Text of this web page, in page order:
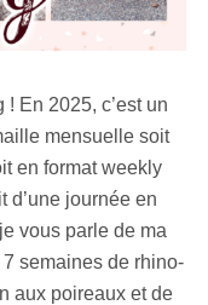
En 2025, c’est un
mensuelle soit
en format weekly
d’une journée en
vous parle de ma
semaines de rhino-
aux poireaux et de